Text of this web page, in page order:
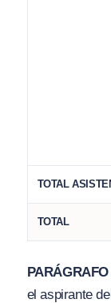
TOTAL
TOTAL
PARÁGRAFO
el aspirante